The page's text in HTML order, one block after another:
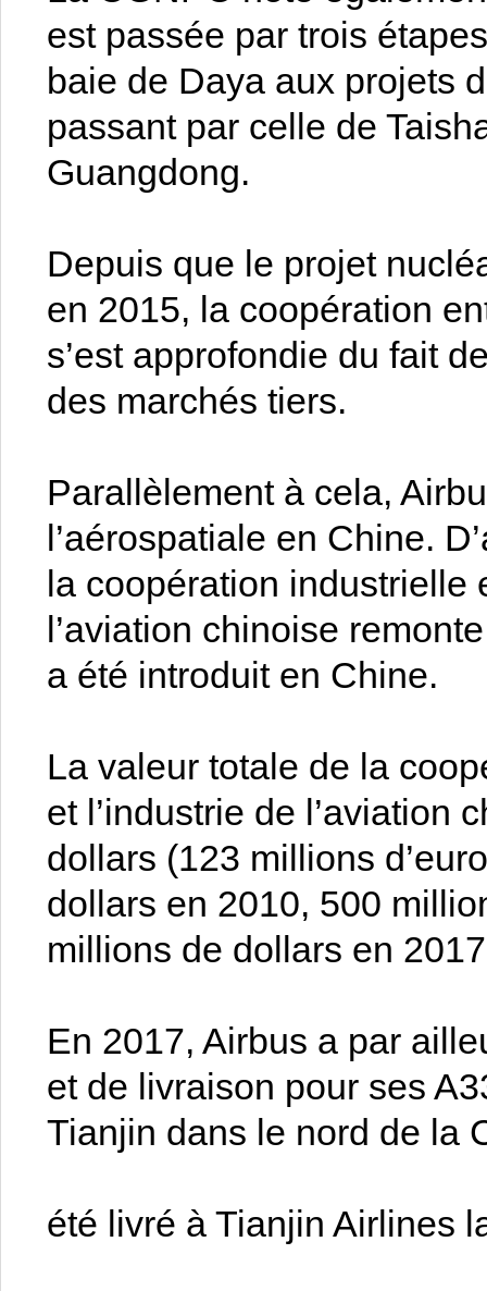
est passée par trois
baie de Daya aux projets
passant par celle de
Guangdong.
Depuis que le projet
en 2015, la coopération
s’est approfondie du fait
des marchés tiers.
Parallèlement à cela,
l’aérospatiale en Chine.
la coopération industrielle
l’aviation chinoise
a été introduit en Chine.
La valeur totale de la
et l’industrie de l’aviation
dollars (123 millions
dollars en 2010, 500
millions de dollars en
En 2017, Airbus a par
et de livraison pour ses
Tianjin dans le nord de la
été livré à Tianjin Airlines